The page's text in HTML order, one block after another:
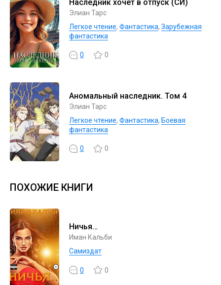
Наследник хочет в отпуск (СИ)
Элиан Тарс
Легкое чтение, Фантастика, Зарубежная
фантастика
0 0
Аномальный наследник. Том 4
Элиан Тарс
Легкое чтение, Фантастика, Боевая
фантастика
0 0
ПОХОЖИЕ КНИГИ
Ничья…
Иман Кальби
Самиздат
0 0